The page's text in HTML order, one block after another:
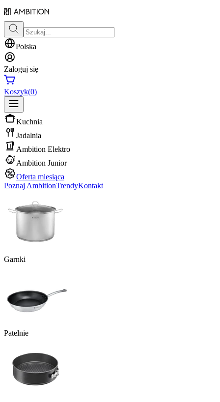
Polska
Zaloguj się
Koszyk(0)
Kuchnia
Jadalnia
Ambition Elektro
Ambition Junior
Oferta miesiąca
Poznaj AmbitionTrendyKontakt
Garnki
Patelnie